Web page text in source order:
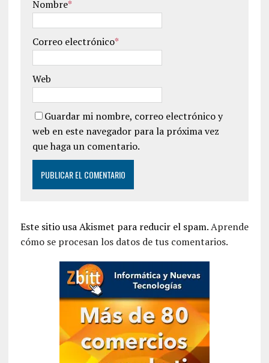
Nombre*
Correo electrónico*
Web
Guardar mi nombre, correo electrónico y
web en este navegador para la próxima vez
que haga un comentario.
Este sitio usa Akismet para reducir el spam.Aprende
cómo se procesan los datos de tus comentarios.